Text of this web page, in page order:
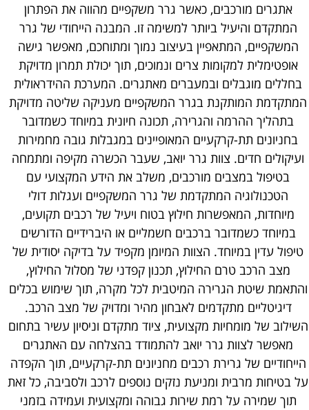
אתגרים מורכבים, כאשר גרר משקפיים מהווה את הפתרון
המתקדם והיעיל ביותר למשימה זו. המבנה הייחודי של גרר
המשקפיים, המתאפיין בעיצוב נמוך ומתוחכם, מאפשר גישה
אופטימלית למקומות צרים ונמוכים, תוך יכולת תמרון מדויקת
בחללים מוגבלים ובמעברים מאתגרים. המערכת ההידראולית
המתקדמת המותקנת בגרר המשקפיים מעניקה שליטה מדויקת
בתהליך ההרמה והגרירה, תכונה חיונית במיוחד כשמדובר
בחניונים תת-קרקעיים המאופיינים במגבלות גובה מחמירות
ועיקולים חדים. צוות גרר יואב, שעבר הכשרה מקיפה ומתמחה
בטיפול במצבים מורכבים, משלב את הידע המקצועי עם
הטכנולוגיה המתקדמת של גרר המשקפיים ועגלות דולי
מיוחדות, המאפשרות חילוץ בטוח ויעיל של רכבים תקועים,
במיוחד כשמדובר ברכבים חשמליים או היברידיים הדורשים
טיפול עדין במיוחד. הצוות המיומן מקפיד על בדיקה יסודית של
מצב הרכב טרם החילוץ, תכנון קפדני של מסלול החילוץ,
והתאמת שיטת הגרירה המיטבית לכל מקרה, תוך שימוש בכלים
דיגיטליים מתקדמים לאבחון מהיר ומדויק של מצב הרכב.
השילוב של מומחיות מקצועית, ציוד מתקדם וניסיון עשיר בתחום
מאפשר לצוות גרר יואב להתמודד בהצלחה עם האתגרים
הייחודיים של גרירת רכבים מחניונים תת-קרקעיים, תוך הקפדה
על בטיחות מרבית ומניעת נזקים נוספים לרכב ולסביבה, כל זאת
תוך שמירה על רמת שירות גבוהה ומקצועית ועמידה בזמני